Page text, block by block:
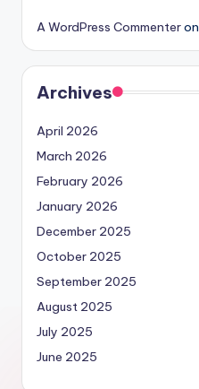
A WordPress Commenteron
Archives
April 2026
March 2026
February 2026
January 2026
December 2025
October 2025
September 2025
August 2025
July 2025
June 2025